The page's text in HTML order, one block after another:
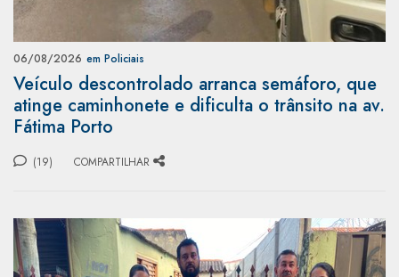
06/08/2026 em Policiais
Veículo descontrolado arranca semáforo, que
atinge caminhonete e dificulta o trânsito na av.
Fátima Porto
(19) COMPARTILHAR